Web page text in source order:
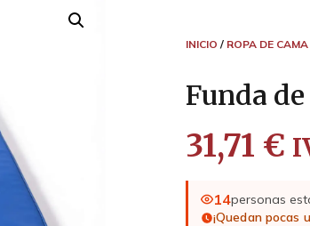
INICIO / ROPA DE CAMA
Funda
31,71 €
14personas
¡Quedan pocas